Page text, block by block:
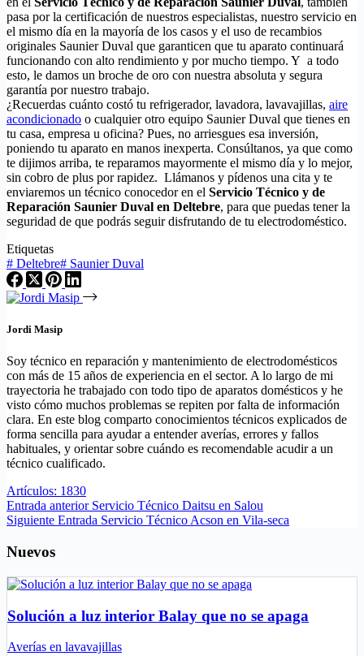
pasa por la certificación de nuestros especialistas, nuestro servicio en
el mismo día en la mayoría de los casos y el uso de recambios
originales Saunier Duval que garanticen que tu aparato continuará
funcionando con alto rendimiento y por mucho tiempo. Y a todo
esto, le damos un broche de oro con nuestra absoluta y segura
garantía por nuestro trabajo.
¿Recuerdas cuánto costó tu refrigerador, lavadora, lavavajillas, aire
acondicionado o cualquier otro equipo Saunier Duval que tienes en
tu casa, empresa u oficina? Pues, no arriesgues esa inversión,
poniendo tu aparato en manos inexperta. Consúltanos, ya que como
te dijimos arriba, te reparamos mayormente el mismo día y lo mejor,
sin cobro de plus por rapidez. Llámanos y pídenos una cita y te
enviaremos un técnico conocedor en el Servicio Técnico y de
Reparación Saunier Duval en Deltebre, para que puedas tener la
seguridad de que podrás seguir disfrutando de tu electrodoméstico.
Etiquetas
# Deltebre# Saunier Duval
Jordi Masip
Soy técnico en reparación y mantenimiento de electrodomésticos
con más de 15 años de experiencia en el sector. A lo largo de mi
trayectoria he trabajado con todo tipo de aparatos domésticos y he
visto cómo muchos problemas se repiten por falta de información
clara. En este blog comparto conocimientos técnicos explicados de
forma sencilla para ayudar a entender averías, errores y fallos
habituales, y orientar sobre cuándo es recomendable acudir a un
técnico cualificado.
Artículos: 1830
Entrada anterior Servicio Técnico Daitsu en Salou
Siguiente Entrada Servicio Técnico Acson en Vila-seca
Nuevos
Solución a luz interior Balay que no se apaga
Averías en lavavajillas